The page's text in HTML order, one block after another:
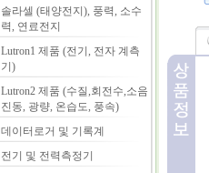
솔라셀 (태양전지), 풍력, 소수
력, 연료전지
Lutron1 제품 (전기, 전자 계측
기)
Lutron2 제품 (수질,회전수,소음
진동, 광량, 온습도, 풍속)
데이터로거 및 기록계
전기 및 전력측정기